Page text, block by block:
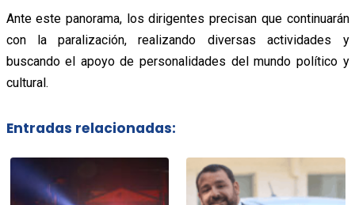
Ante este panorama, los dirigentes precisan que continuarán
con la paralización, realizando diversas actividades y
buscando el apoyo de personalidades del mundo político y
cultural.
Entradas relacionadas: